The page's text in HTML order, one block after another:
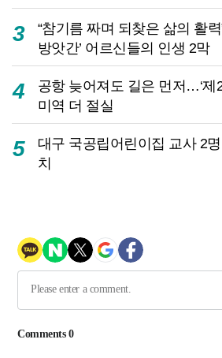
3
“참기름 짜며 되찾은 삶의 활
방앗간’ 어르신들의 인생 2막
4
공항 늦어져도 길은 먼저…‘제
미역 더 절실
5
대구 국공립어린이집 교사 2
치